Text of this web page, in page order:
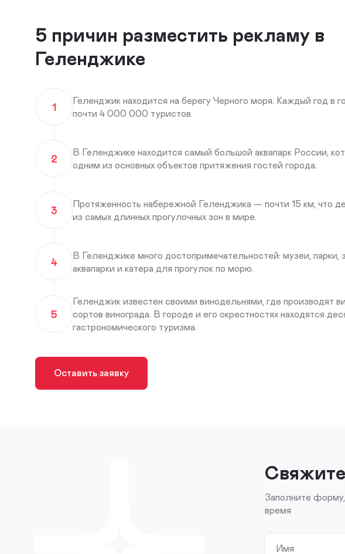
5 причин разместить рекламу в
Геленджике
1
Геленджик находится на берегу Черного моря. Каждый год в
почти 4 000 000 туристов.
2
В Геленджике находится самый большой аквапарк России,
одним из основных объектов притяжения гостей города.
3
Протяженность набережной Геленджика — почти 15 км, что
из самых длинных прогулочных зон в мире.
4
В Геленджике много достопримечательностей: музеи, парки,
аквапарки и катера для прогулок по морю.
5
Геленджик известен своими винодельнями, где производят
сортов винограда. В городе и его окрестностях находятся
гастрономического туризма.
Оставить заявку
Заполните
время
Имя